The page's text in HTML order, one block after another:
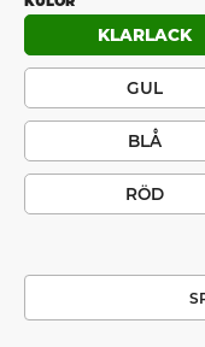
KLARLACK
GUL
BLÅ
RÖD